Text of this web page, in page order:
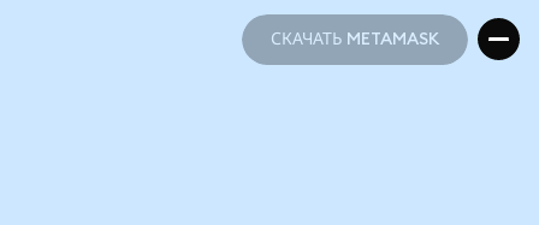
СКАЧАТЬ METAMASK